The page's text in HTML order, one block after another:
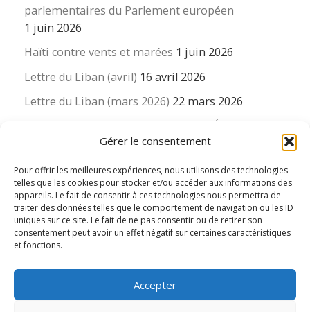
Gérer le consentement
Pour offrir les meilleures expériences, nous utilisons des technologies
telles que les cookies pour stocker et/ou accéder aux informations des
appareils. Le fait de consentir à ces technologies nous permettra de
traiter des données telles que le comportement de navigation ou les ID
uniques sur ce site. Le fait de ne pas consentir ou de retirer son
consentement peut avoir un effet négatif sur certaines caractéristiques
et fonctions.
Accepter
parlementaires du Parlement européen
1 juin 2026
Haïti contre vents et marées 1 juin 2026
Lettre du Liban (avril) 16 avril 2026
Lettre du Liban (mars 2026) 22 mars 2026
La revue « Educateur » décapitée ? L’Éducation
nouvelle et ses liens avec la revue du Syndicat
16 mars 2026
© 2026
– Tous
droits réservés